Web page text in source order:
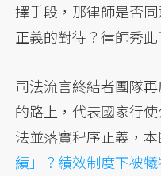
擇手段，那律師是否
正義的對待？律師秀
司法流言終結者團隊
的路上，代表國家行
法並落實程序正義，
績」？績效制度下被